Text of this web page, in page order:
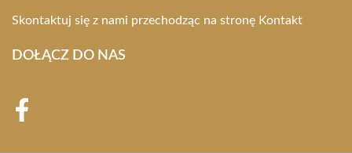
Skontaktuj się z nami przechodząc na stronę Kontakt
DOŁĄCZ DO NAS